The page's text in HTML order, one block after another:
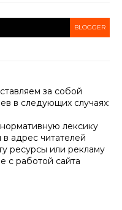
BLOGGER
за собой
в следующих случаях:
лексику
адрес читателей
ресурсы или рекламу
с работой сайта